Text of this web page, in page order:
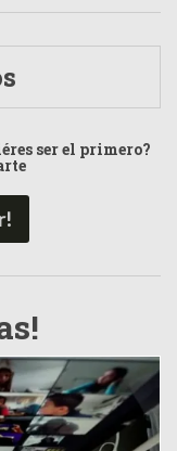
ser el primero?